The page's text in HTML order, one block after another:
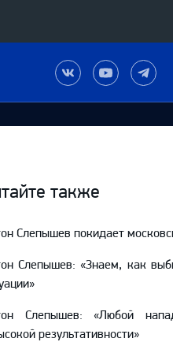
Наша
группа
в
Вконтакте
Наш
канал
на
YouTube
Наш
канал
в
также
Слепышев покидает
Слепышев: «Знаем, как
Слепышев: «Любой
результативности»